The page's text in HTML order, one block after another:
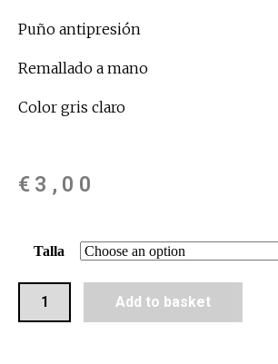
Puño antipresión
Remallado a mano
Color gris claro
€ 3,00
Talla
Add to basket